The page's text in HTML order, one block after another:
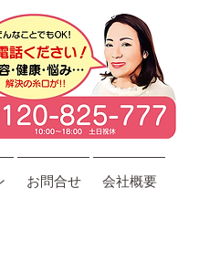
お問合せ 会社概要